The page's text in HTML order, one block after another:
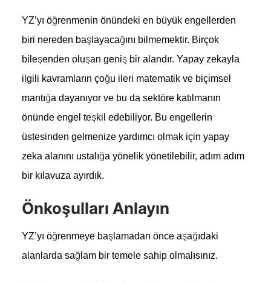
YZ’yı öğrenmenin önündeki en büyük engellerden
biri nereden başlayacağını bilmemektir. Birçok
bileşenden oluşan geniş bir alandır. Yapay zekayla
ilgili kavramların çoğu ileri matematik ve biçimsel
mantığa dayanıyor ve bu da sektöre katılmanın
önünde engel teşkil edebiliyor. Bu engellerin
üstesinden gelmenize yardımcı olmak için yapay
zeka alanını ustalığa yönelik yönetilebilir, adım adım
bir kılavuza ayırdık.
Önkoşulları Anlayın
YZ’yı öğrenmeye başlamadan önce aşağıdaki
alanlarda sağlam bir temele sahip olmalısınız.